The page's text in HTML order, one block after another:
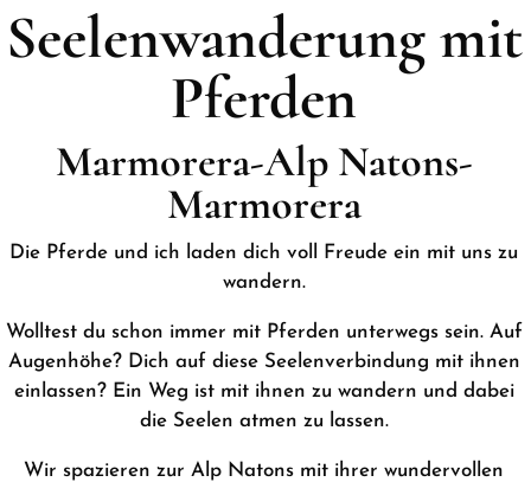
Seelenwanderung mit
Pferden
Marmorera-Alp Natons-
Marmorera
Die Pferde und ich laden dich voll Freude ein mit uns zu
wandern.
Wolltest du schon immer mit Pferden unterwegs sein. Auf
Augenhöhe? Dich auf diese Seelenverbindung mit ihnen
einlassen? Ein Weg ist mit ihnen zu wandern und dabei
die Seelen atmen zu lassen.
Wir spazieren zur Alp Natons mit ihrer wundervollen